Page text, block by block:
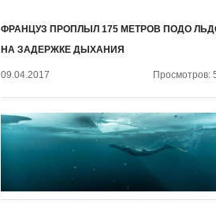
ФРАНЦУЗ ПРОПЛЫЛ 175 МЕТРОВ ПОДО
НА ЗАДЕРЖКЕ ДЫХАНИЯ
09.04.2017 Просмотров: